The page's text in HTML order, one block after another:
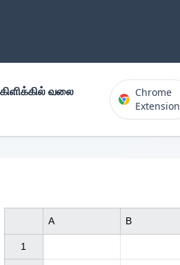
வலை
Chrome
Extension
1
A B